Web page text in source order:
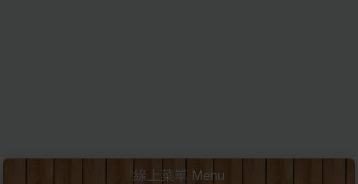
線上菜單 Menu